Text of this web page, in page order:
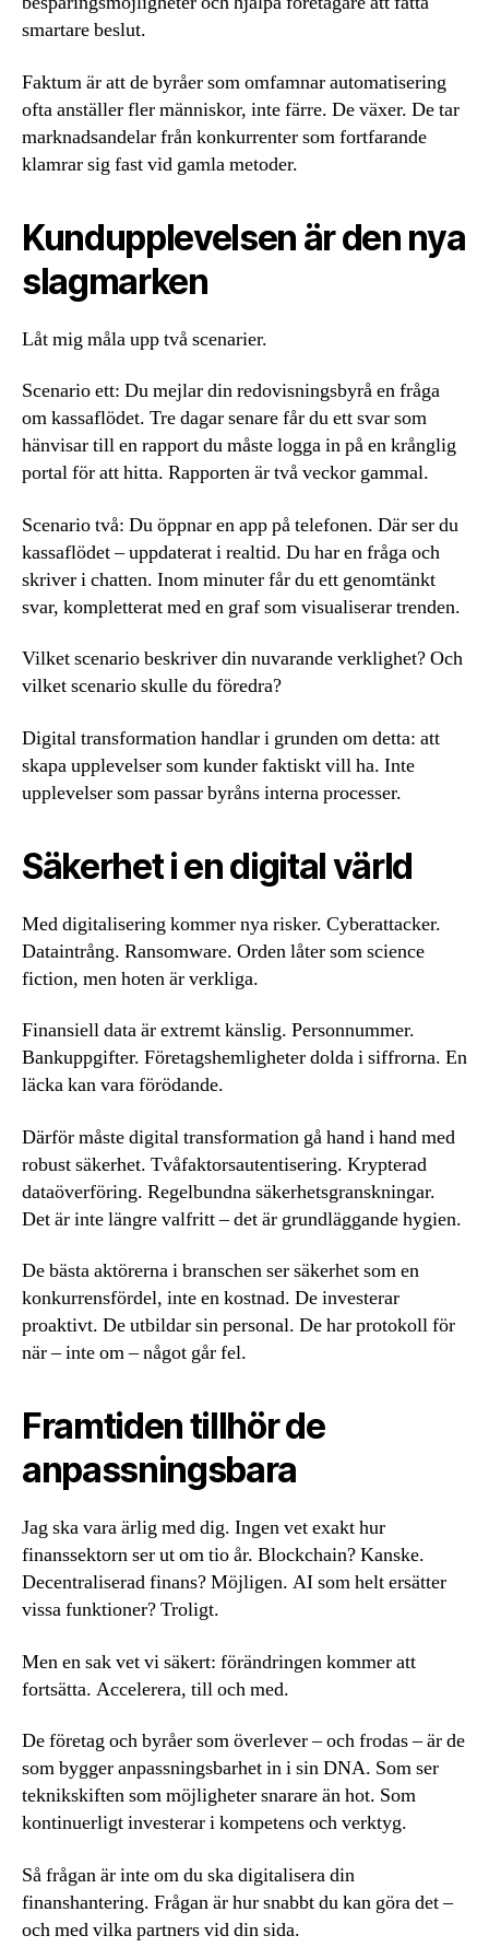
smartare beslut.
Faktum är att de byråer som omfamnar automatisering
ofta anställer fler människor, inte färre. De växer. De tar
marknadsandelar från konkurrenter som fortfarande
klamrar sig fast vid gamla metoder.
Kundupplevelsen är den nya
slagmarken
Låt mig måla upp två scenarier.
Scenario ett: Du mejlar din redovisningsbyrå en fråga
om kassaflödet. Tre dagar senare får du ett svar som
hänvisar till en rapport du måste logga in på en krånglig
portal för att hitta. Rapporten är två veckor gammal.
Scenario två: Du öppnar en app på telefonen. Där ser du
kassaflödet – uppdaterat i realtid. Du har en fråga och
skriver i chatten. Inom minuter får du ett genomtänkt
svar, kompletterat med en graf som visualiserar trenden.
Vilket scenario beskriver din nuvarande verklighet? Och
vilket scenario skulle du föredra?
Digital transformation handlar i grunden om detta: att
skapa upplevelser som kunder faktiskt vill ha. Inte
upplevelser som passar byråns interna processer.
Säkerhet i en digital värld
Med digitalisering kommer nya risker. Cyberattacker.
Dataintrång. Ransomware. Orden låter som science
fiction, men hoten är verkliga.
Finansiell data är extremt känslig. Personnummer.
Bankuppgifter. Företagshemligheter dolda i siffrorna. En
läcka kan vara förödande.
Därför måste digital transformation gå hand i hand med
robust säkerhet. Tvåfaktorsautentisering. Krypterad
dataöverföring. Regelbundna säkerhetsgranskningar.
Det är inte längre valfritt – det är grundläggande hygien.
De bästa aktörerna i branschen ser säkerhet som en
konkurrensfördel, inte en kostnad. De investerar
proaktivt. De utbildar sin personal. De har protokoll för
när – inte om – något går fel.
Framtiden tillhör de
anpassningsbara
Jag ska vara ärlig med dig. Ingen vet exakt hur
finanssektorn ser ut om tio år. Blockchain? Kanske.
Decentraliserad finans? Möjligen. AI som helt ersätter
vissa funktioner? Troligt.
Men en sak vet vi säkert: förändringen kommer att
fortsätta. Accelerera, till och med.
De företag och byråer som överlever – och frodas – är de
som bygger anpassningsbarhet in i sin DNA. Som ser
teknikskiften som möjligheter snarare än hot. Som
kontinuerligt investerar i kompetens och verktyg.
Så frågan är inte om du ska digitalisera din
finanshantering. Frågan är hur snabbt du kan göra det –
och med vilka partners vid din sida.